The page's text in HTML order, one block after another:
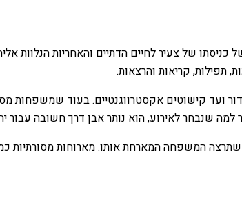
תפילות, קריאות והרצאות.
ועד קישוטים אקסטרווגנטיים. בעוד שמשפחות
למה שנבחר לאירוע, הוא נותר אבן דרך חשובה
המשפחה המארחת אותו. מארוחות מסורתיות